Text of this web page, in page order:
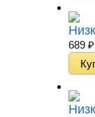
689 ₽